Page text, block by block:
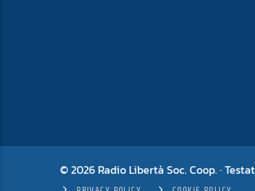
© 2026 Radio Libertà Soc. Coop. ·